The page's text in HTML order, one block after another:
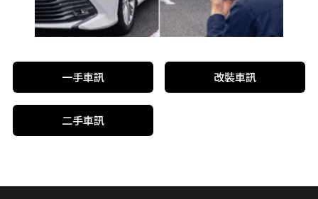
一手車訊 改裝車訊
二手車訊